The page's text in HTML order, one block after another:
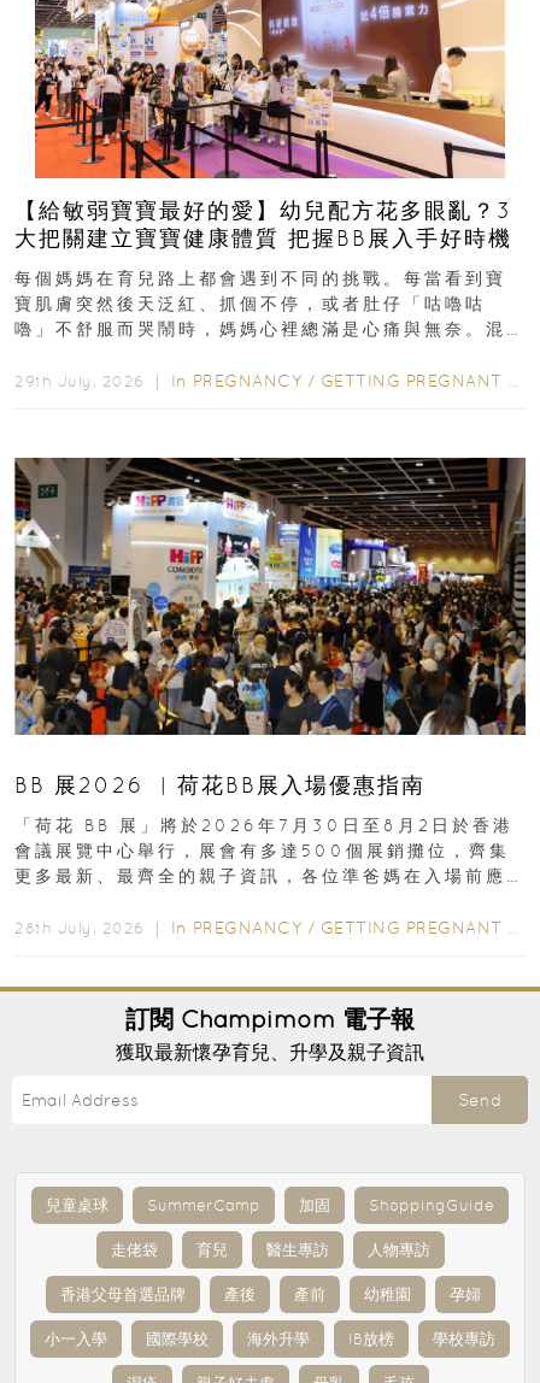
【給敏弱寶寶最好的愛】幼兒配方花多眼亂？3
大把關建立寶寶健康體質 把握BB展入手好時機
每個媽媽在育兒路上都會遇到不同的挑戰。每當看到寶
寶肌膚突然後天泛紅、抓個不停，或者肚仔「咕嚕咕
嚕」不舒服而哭鬧時，媽媽心裡總滿是心痛與無奈。混
29th July, 2026 ｜ In PREGNANCY / GETTING PREGNANT
BB 展2026 ︳荷花BB展入場優惠指南
「荷花 BB 展」將於2026年7月30日至8月2日於香港
會議展覽中心舉行，展會有多達500個展銷攤位，齊集
更多最新、最齊全的親子資訊，各位準爸媽在入場前應
28th July, 2026 ｜ In PREGNANCY / GETTING PREGNANT
訂閱 Champimom 電子報
獲取最新懷孕育兒、升學及親子資訊
Send
兒童桌球 SummerCamp 加固 ShoppingGuide
走佬袋 育兒 醫生專訪 人物專訪
香港父母首選品牌 產後 產前 幼稚園 孕婦
小一入學 國際學校 海外升學 IB放榜 學校專訪